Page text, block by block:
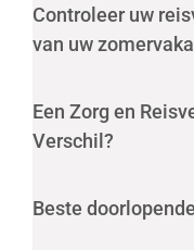
Controleer uw
van uw
Een Zorg en
Verschil?
Beste